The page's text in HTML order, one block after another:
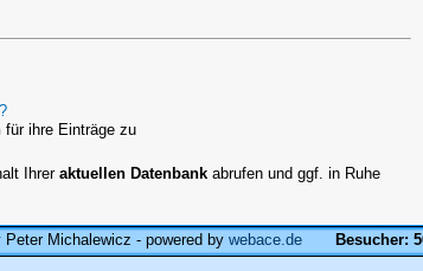
für ihre Einträge zu
Ihrer aktuellen Datenbank abrufen und ggf. in Ruhe
Peter Michalewicz - powered by webace.de Besucher: